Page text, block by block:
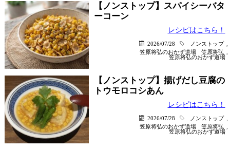
【ノンストップ】スパイシーバタ
ーコーン
レシピはこちら！
2026/07/28 ノンストップ
笠原将弘のおかず道場
笠原将弘
笠原将弘のおかず道場
【ノンストップ】揚げだし豆腐の
トウモロコシあん
レシピはこちら！
2026/07/28 ノンストップ
笠原将弘のおかず道場
笠原将弘
笠原将弘のおかず道場